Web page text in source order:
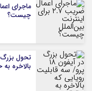
چیست؟
بالاخره